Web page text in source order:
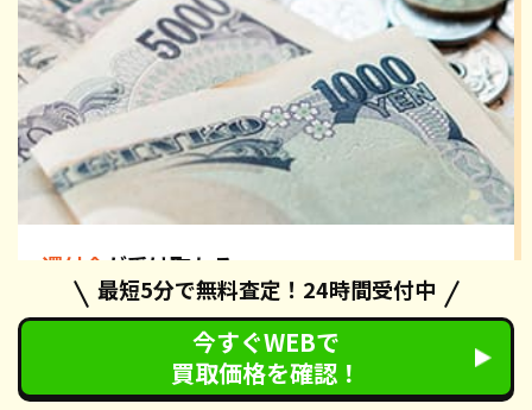
還付金が受け取れる
カーネクストの廃車手続きでは、自動車税の還付手続きも無
料で対応させていただいております。手続き完了後、約2ヶ
月で各都道府県の税務署から還付通知が届きます。還付通
知・身分証明書・認印を指定された金融機関へお持ちいただ
最短5分で無料査定！24時間受付中
今すぐWEBで
買取価格を確認！